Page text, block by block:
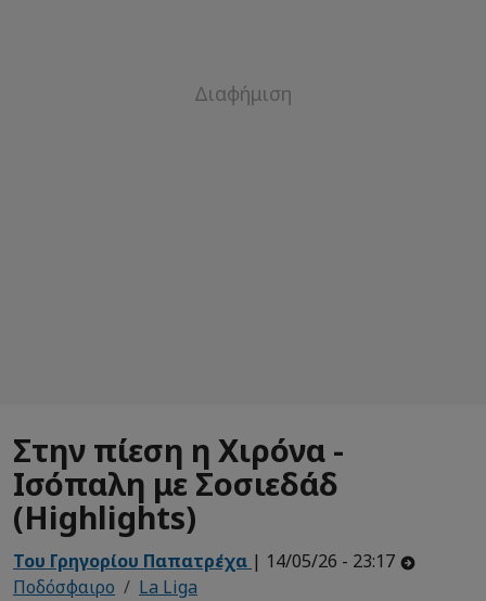
Στην πίεση η Χιρόνα -
Ισόπαλη με Σοσιεδάδ
(Ηighlights)
Του Γρηγορίου Παπατρέχα | 14/05/26 - 23:17
Ποδόσφαιρο
La Liga